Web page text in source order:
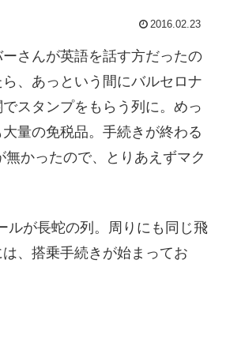
2016.02.23
さんが英語を話す方だったの
、あっという間にバルセロナ
スタンプをもらう列に。めっ
量の免税品。手続きが終わる
かったので、とりあえずマク
ルが長蛇の列。周りにも同じ飛
、搭乗手続きが始まってお